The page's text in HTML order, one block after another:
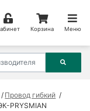
Корзина Меню
Провод гибкий
PRYSMIAN